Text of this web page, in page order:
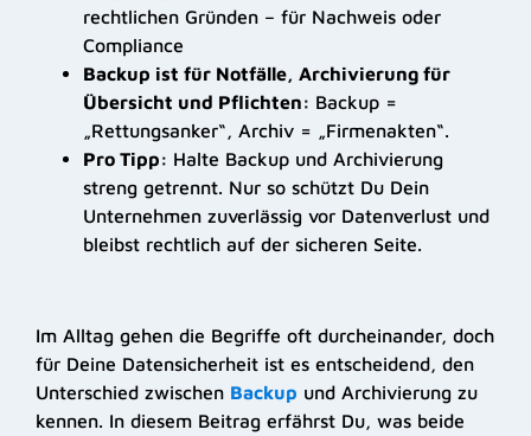
rechtlichen Gründen – für Nachweis oder
Compliance
Backup ist für Notfälle, Archivierung für
Übersicht und Pflichten: Backup =
„Rettungsanker“, Archiv = „Firmenakten“.
Pro Tipp: Halte Backup und Archivierung
streng getrennt. Nur so schützt Du Dein
Unternehmen zuverlässig vor Datenverlust und
bleibst rechtlich auf der sicheren Seite.
Im Alltag gehen die Begriffe oft durcheinander, doch
für Deine Datensicherheit ist es entscheidend, den
Unterschied zwischen Backup und Archivierung zu
kennen. In diesem Beitrag erfährst Du, was beide